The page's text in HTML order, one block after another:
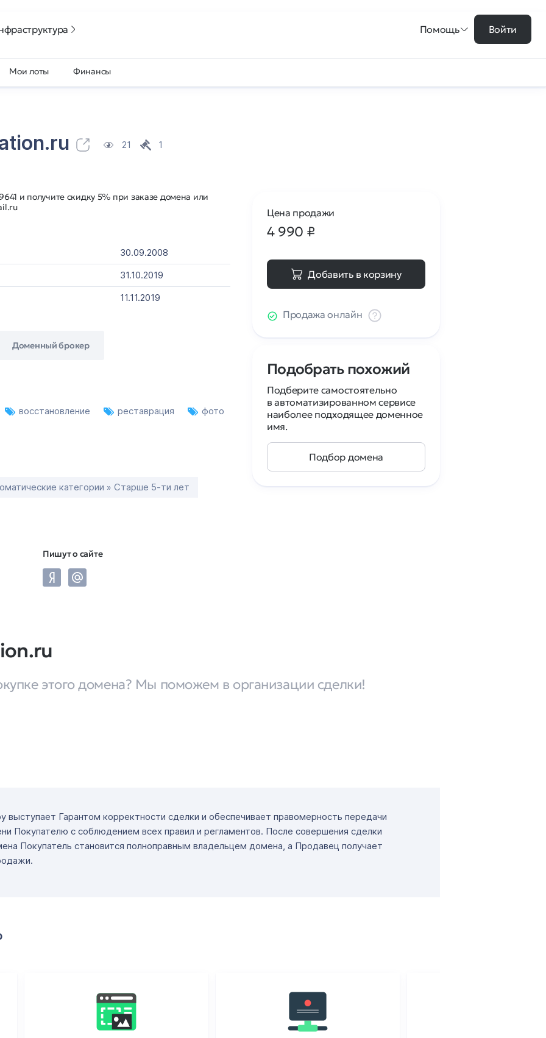
Помощь Войти
Мои лоты Финансы
21 1
и получите скидку 5% при заказе домена или
30.09.2008
31.10.2019
11.11.2019
Доменный брокер
восстановление реставрация
фото
категории » Старше 5-ти лет
Пишут о сайте
Цена продажи
4 990 ₽
Добавить в корзину
Продажа онлайн
Подобрать похожий
Подберите самостоятельно
в автоматизированном сервисе
наиболее подходящее доменное
имя.
Подбор домена
этого домена? Мы поможем в организации сделки!
выступает Гарантом корректности сделки и обеспечивает правомерность передачи
Покупателю с соблюдением всех правил и регламентов. После совершения сделки
Покупатель становится полноправным владельцем домена, а Продавец получает